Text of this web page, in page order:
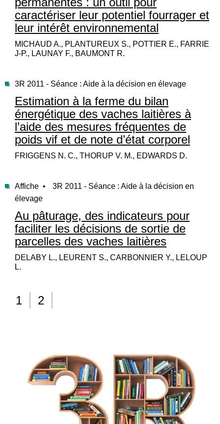
caractériser leur potentiel fourrager et
leur intérêt environnemental
MICHAUD A., PLANTUREUX S., POTTIER E., FARRIE
J-P., LAUNAY F., BAUMONT R.
3R 2011 - Séance : Aide à la décision en élevage
Estimation à la ferme du bilan
énergétique des vaches laitières à
l’aide des mesures fréquentes de
poids vif et de note d’état corporel
FRIGGENS N. C., THORUP V. M., EDWARDS D.
Affiche •
3R 2011 - Séance : Aide à la décision en
élevage
Au pâturage, des indicateurs pour
faciliter les décisions de sortie de
parcelles des vaches laitières
DELABY L., LEURENT S., CARBONNIER Y., LELOUP
L.
1 2